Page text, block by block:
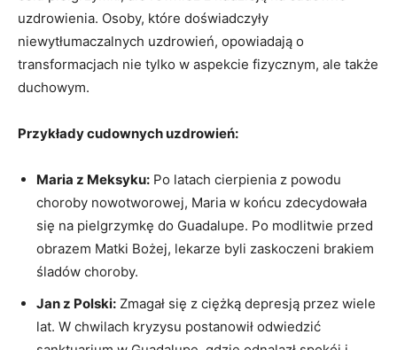
uzdrowienia. Osoby, które doświadczyły
niewytłumaczalnych uzdrowień, opowiadają ​o
transformacjach nie tylko‌ w aspekcie fizycznym,‍ ale także
‍duchowym.
Przykłady cudownych uzdrowień:
Maria z Meksyku: Po latach ‍cierpienia z ​powodu
choroby ⁣nowotworowej, Maria w końcu zdecydowała
się ⁣na pielgrzymkę do Guadalupe.​ Po modlitwie przed
⁢obrazem Matki Bożej, lekarze‍ byli zaskoczeni brakiem
śladów choroby.
Jan z Polski: Zmagał się z ciężką depresją przez wiele
lat. W ‌chwilach⁣ kryzysu postanowił odwiedzić